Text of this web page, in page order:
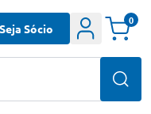
Seja Sócio
0